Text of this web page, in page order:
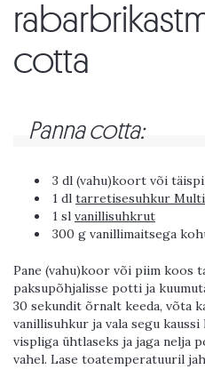
cotta
Panna cotta:
3 dl (vahu)koort või
1 dl tarretisesuhkur
1 sl vanillisuhkrut
300 g vanillimaitsega
Pane (vahu)koor või piim koos
paksupõhjalisse potti ja
30 sekundit õrnalt keeda, võta
vanillisuhkur ja vala segu
vispliga ühtlaseks ja jaga nelja
vahel. Lase toatemperatuuril